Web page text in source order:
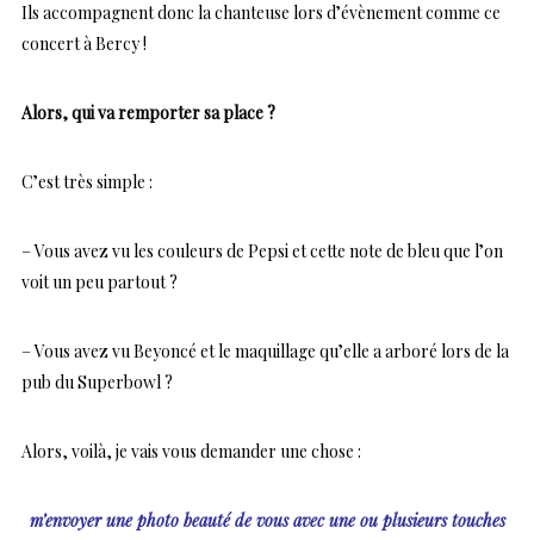
Ils accompagnent donc la chanteuse lors d’évènement comme ce
concert à Bercy !
Alors, qui va remporter sa place ?
C’est très simple :
– Vous avez vu les couleurs de Pepsi et cette note de bleu que l’on
voit un peu partout ?
– Vous avez vu Beyoncé et le maquillage qu’elle a arboré lors de la
pub du Superbowl ?
Alors, voilà, je vais vous demander une chose :
m’envoyer une photo beauté de vous avec une ou plusieurs touches